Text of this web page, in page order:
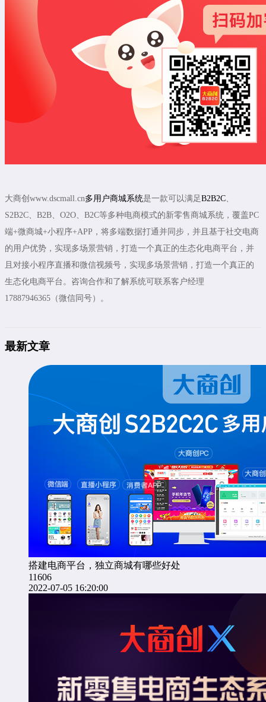
大商创www.dscmall.cn多用户商城系统是一款可以满足B2B2C
S2B2C、B2B、O2O、B2C等多种电商模式的新零售商城系统，覆盖PC
端+微商城+小程序+APP，将多端数据打通并同步，并且基于社交电商
的用户优势，实现多场景营销，打造一个真正的生态化电商平台，并
且对接小程序直播和微信视频号，实现多场景营销，打造一个真正的
生态化电商平台。咨询合作和了解系统可联系客户经理
17887946365（微信同号）。
最新文章
搭建电商平台，独立商城有哪些好处
11606
2022-07-05 16:20:00